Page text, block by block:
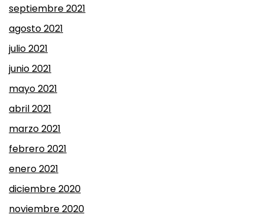
septiembre 2021
agosto 2021
julio 2021
junio 2021
mayo 2021
abril 2021
marzo 2021
febrero 2021
enero 2021
diciembre 2020
noviembre 2020